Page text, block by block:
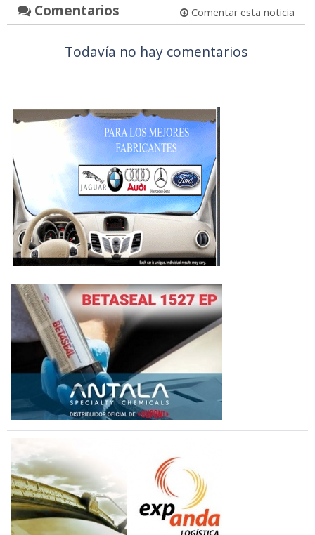
Comentarios Comentar esta noticia
Todavía no hay comentarios